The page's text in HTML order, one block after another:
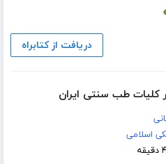
دریافت از کتابراه
کلیات طب سنتی ایران
اسلامی